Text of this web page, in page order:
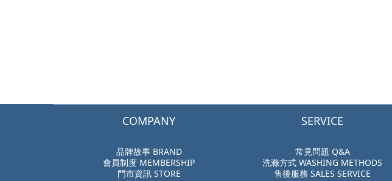
COMPANY
品牌故事 BRAND
會員制度 MEMBERSHIP
門市資訊 STORE
SERVICE
常見問題 Q&A
洗滌方式 WASHING METHODS
售後服務 SALES SERVICE